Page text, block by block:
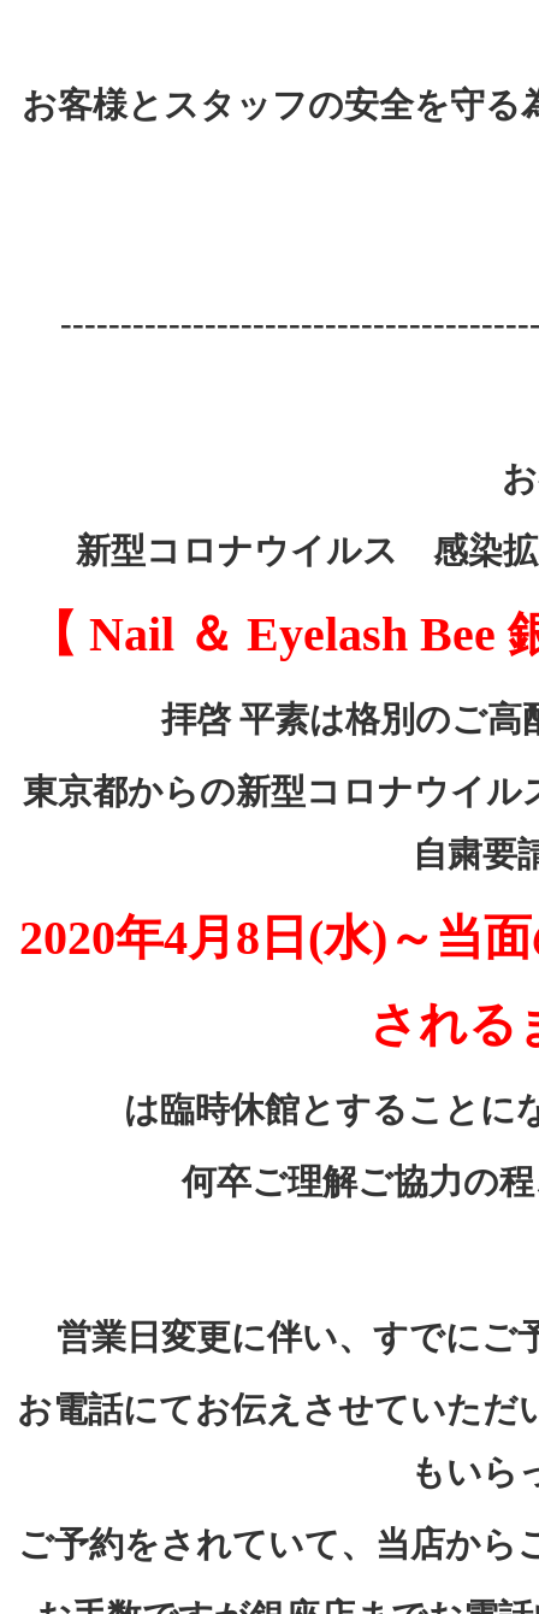
お客様とスタッフの安全を守
新型コロナウイルス 感染
【 Nail ＆ Eyelash
拝啓 平素は格別のご
東京都からの新型コロナウイル
自粛要
2020年4月8日(水)～当
される
は臨時休館とすることに
何卒ご理解ご協力の
営業日変更に伴い、すでにご
お電話にてお伝えさせていただ
もいら
ご予約をされていて、当店か